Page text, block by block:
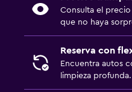
Consulta el
que no haya
Reserva con
Encuentra autos
limpieza profunda.